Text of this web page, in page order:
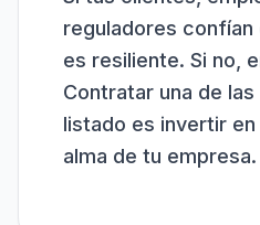
reguladores
es resiliente. Si no,
Contratar una de
listado es invertir en
alma de tu empresa.